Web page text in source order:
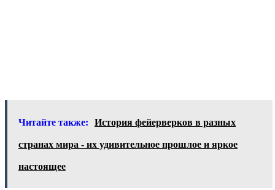
Читайте также: История фейерверков в разных
странах мира - их удивительное прошлое и яркое
настоящее